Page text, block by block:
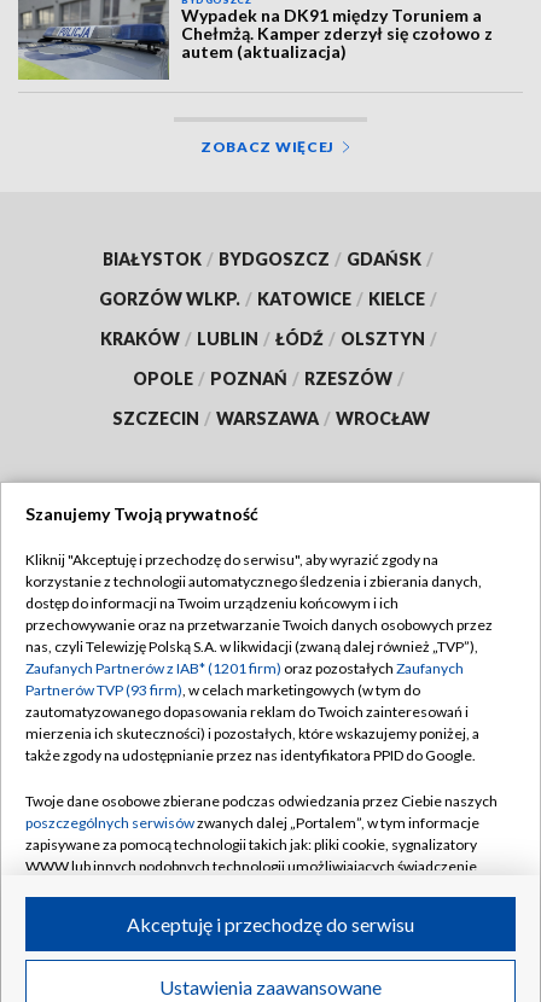
Wypadek na DK91 między Toruniem a
Chełmżą. Kamper zderzył się czołowo z
autem (aktualizacja)
ZOBACZ WIĘCEJ
BIAŁYSTOK / BYDGOSZCZ / GDAŃSK /
GORZÓW WLKP. / KATOWICE / KIELCE /
KRAKÓW / LUBLIN / ŁÓDŹ / OLSZTYN /
OPOLE / POZNAŃ / RZESZÓW /
SZCZECIN / WARSZAWA / WROCŁAW
TVP
Abonament TVP
Emisja w TVP
Centrum informacji TVP
Naziemna Telewizja Cyfrowa
Rada Programowa
System NOS
Informacje o nadawcy
Program dla prasy
Regulamin TVP
Polityka prywatności
Moje zgody
Pomoc
Kontakt
Kanały
©2026 Telewizja Polska S.A. w likwidacji
Szanujemy Twoją prywatność
Kliknij "Akceptuję i przechodzę do serwisu", aby wyrazić zgody na
korzystanie z technologii automatycznego śledzenia i zbierania danych,
dostęp do informacji na Twoim urządzeniu końcowym i ich
przechowywanie oraz na przetwarzanie Twoich danych osobowych przez
nas, czyli Telewizję Polską S.A. w likwidacji (zwaną dalej również „TVP”),
Zaufanych Partnerów z IAB* (1201 firm) oraz pozostałych Zaufanych
Partnerów TVP (93 firm), w celach marketingowych (w tym do
zautomatyzowanego dopasowania reklam do Twoich zainteresowań i
mierzenia ich skuteczności) i pozostałych, które wskazujemy poniżej, a
także zgody na udostępnianie przez nas identyfikatora PPID do Google.
Twoje dane osobowe zbierane podczas odwiedzania przez Ciebie naszych
poszczególnych serwisówzwanych dalej „Portalem”, w tym informacje
zapisywane za pomocą technologii takich jak: pliki cookie, sygnalizatory
WWW lub innych podobnych technologii umożliwiających świadczenie
ruchu w Internecie.
Twoje dane osobowe zbierane podczas odwiedzania przez Ciebie
Ustawienia zaawansowane
Akceptuję i przechodzę do serwisu